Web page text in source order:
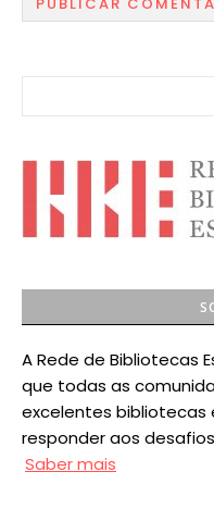
A Rede de Bibliotecas
que todas as
excelentes bibliotecas
responder aos
Saber mais